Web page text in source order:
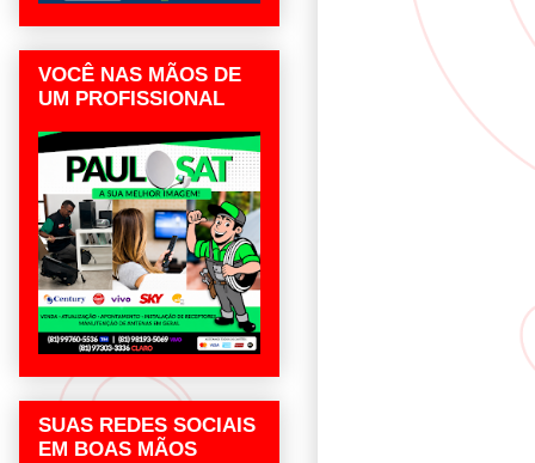
VOCÊ NAS MÃOS DE
UM PROFISSIONAL
SUAS REDES SOCIAIS
EM BOAS MÃOS